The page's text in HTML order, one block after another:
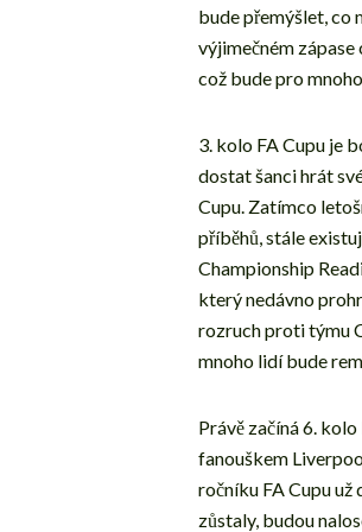
bude přemýšlet, co
výjimečném
což bude pro
3. kolo FA Cupu je
dostat šanci hrát
Cupu. Zatímco
příběhů, stále
Championship
který nedávno
rozruch proti týmu
mnoho lidí bude
Právě začíná 6.
fanouškem
ročníku FA Cupu už
zůstaly, budou